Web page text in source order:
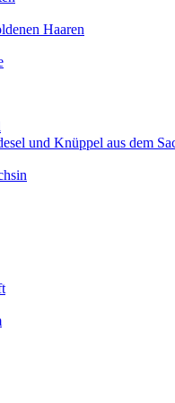
Haaren
und Knüppel aus dem